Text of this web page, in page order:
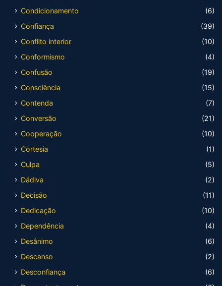
Condicionamento
(6)
Confiança
(39)
Conflito interior
(10)
Conformismo
(4)
Confusão
(19)
Consciência
(15)
Contenda
(7)
Conversão
(21)
Cooperação
(10)
Cortesia
(1)
Culpa
(5)
Dádiva
(2)
Decisão
(11)
Dedicação
(10)
Dependência
(4)
Desânimo
(6)
Descanso
(2)
Desconfiança
(6)